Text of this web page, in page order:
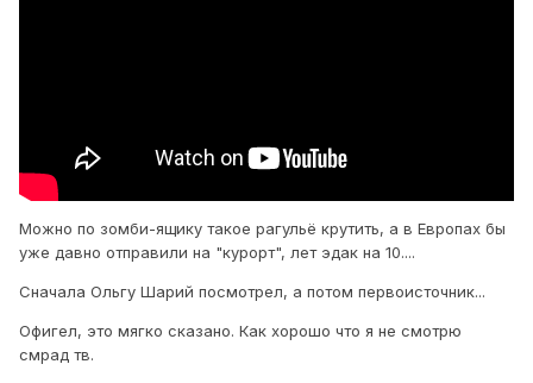
Можно по зомби-ящику такое рагульё крутить, а в Европах бы
уже давно отправили на "курорт", лет эдак на 10....
Сначала Ольгу Шарий посмотрел, а потом первоисточник...
Офигел, это мягко сказано. Как хорошо что я не смотрю
смрад тв.